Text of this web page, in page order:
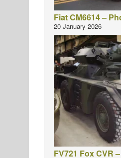
Fiat CM6614 –
20 January 2026
FV721 Fox CVR